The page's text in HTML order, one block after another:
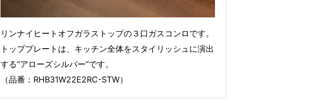
リンナイヒートオフガラストップの３口ガスコンロです。
トッププレートは、キッチン全体をスタイリッシュに演出
する“アローズシルバー”です。
（品番：RHB31W22E2RC-STW）